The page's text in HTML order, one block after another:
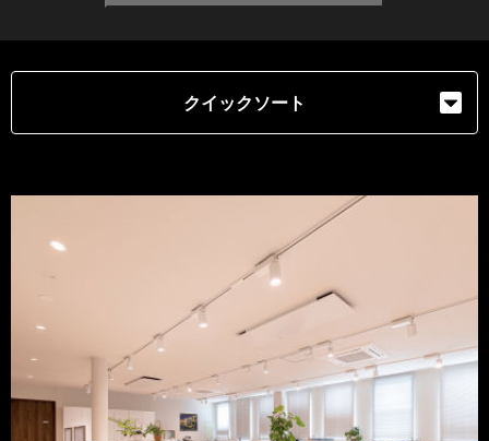
クイックソート